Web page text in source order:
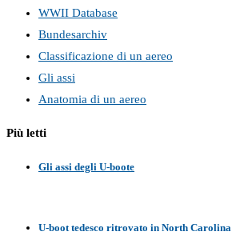
WWII Database
Bundesarchiv
Classificazione di un aereo
Gli assi
Anatomia di un aereo
Più letti
Gli assi degli U-boote
U-boot tedesco ritrovato in North Carolina